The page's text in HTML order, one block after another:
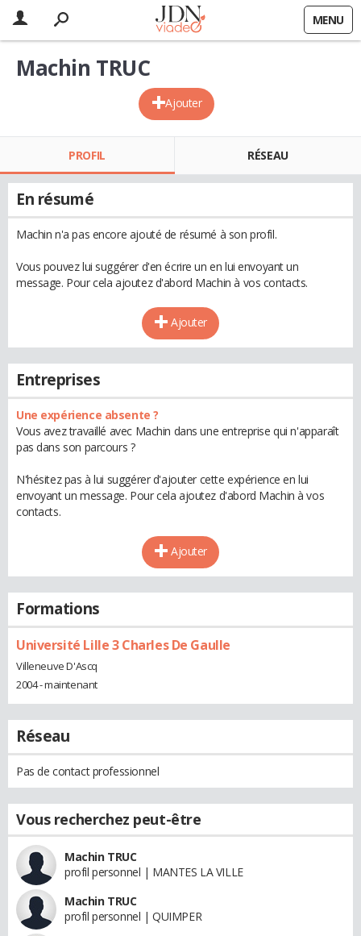
MENU
Ajouter
Machin TRUC
PROFIL RÉSEAU
En résumé
Machin n'a pas encore ajouté de résumé à son profil.
Vous pouvez lui suggérer d'en écrire un en lui envoyant un
message. Pour cela ajoutez d'abord Machin à vos contacts.
Ajouter
Entreprises
Une expérience absente ?
Vous avez travaillé avec Machin dans une entreprise qui n'apparaît
pas dans son parcours ?
N'hésitez pas à lui suggérer d'ajouter cette expérience en lui
envoyant un message. Pour cela ajoutez d'abord Machin à vos
contacts.
Ajouter
Formations
Université Lille 3 Charles De Gaulle
Villeneuve D'Ascq
2004 - maintenant
Réseau
Pas de contact professionnel
Vous recherchez peut-être
Machin TRUC
profil personnel | MANTES LA VILLE
Machin TRUC
profil personnel | QUIMPER